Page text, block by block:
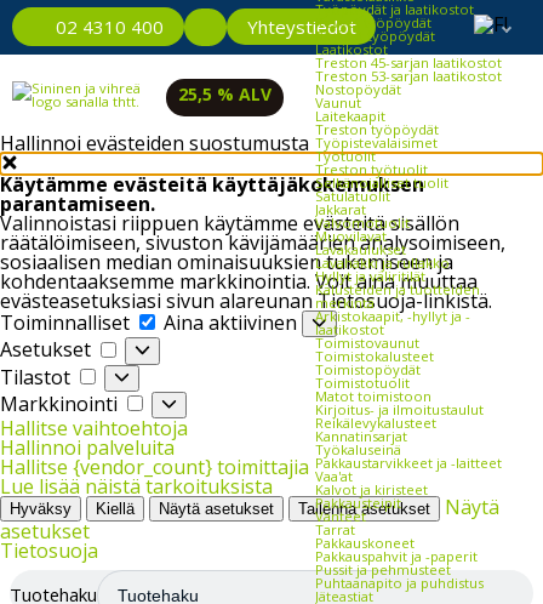
Hallinnoi evästeiden suostumusta
Käytämme evästeitä käyttäjäkokemuksen
parantamiseen.
Valinnoistasi riippuen käytämme evästeitä sisällön
räätälöimiseen, sivuston kävijämäärien analysoimiseen,
sosiaalisen median ominaisuuksien tukemiseen ja
kohdentaaksemme markkinointia. Voit aina muuttaa
evästeasetuksiasi sivun alareunan Tietosuoja-linkistä.
Toiminnalliset
Toiminnalliset
Aina aktiivinen
Asetukset
Asetukset
Tilastot
Tilastot
Markkinointi
Markkinointi
Hallitse vaihtoehtoja
Hallinnoi palveluita
Hallitse {vendor_count} toimittajia
Lue lisää näistä tarkoituksista
Hyväksy Kiellä Näytä asetukset Tallenna asetukset
Näytä
asetukset
Tietosuoja
02 4310 400 Yhteystiedot
Työpöydät ja laatikostot
Kevyet työpöydät
Raskaat työpöydät
Laatikostot
Treston 45-sarjan laatikostot
Treston 53-sarjan laatikostot
Nostopöydät
Vaunut
Laitekaapit
Treston työpöydät
Työpistevalaisimet
Työtuolit
Treston työtuolit
Selkänojalliset tuolit
Satulatuolit
Jakkarat
Valvomotuolit
Muovilavat
Lavakaulukset
Lavahäkki ja rullakko
Hyllyt ja väliritilät
Kalusteiden ja tuotteiden
merkintä
Arkistokaapit, -hyllyt ja -
laatikostot
Toimistovaunut
Toimistokalusteet
Toimistopöydät
Toimistotuolit
Matot toimistoon
Kirjoitus- ja ilmoitustaulut
Reikälevykalusteet
Kannatinsarjat
Työkaluseinä
Pakkaustarvikkeet ja -laitteet
Vaa'at
Kalvot ja kiristeet
Pakkausteipit
Vanteet
Tarrat
Pakkauskoneet
Pakkauspahvit ja -paperit
Pussit ja pehmusteet
Puhtaanapito ja puhdistus
Jäteastiat
25,5 % ALV
Tuotehaku